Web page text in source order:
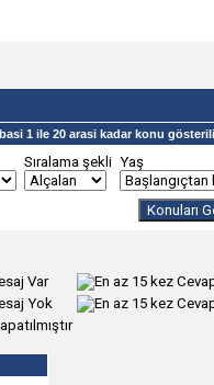
1 ile 20 arasi kadar konu
Sıralama şekli Yaş
Var
Yok